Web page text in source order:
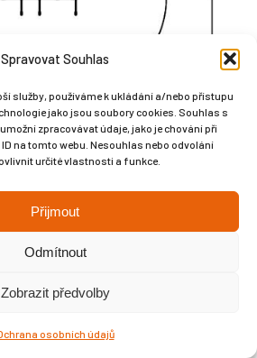
Spravovat Souhlas
služby, používáme k ukládání a/nebo přístupu
jako jsou soubory cookies. Souhlas s
zpracovávat údaje, jako je chování při
na tomto webu. Nesouhlas nebo odvolání
určité vlastnosti a funkce.
Přijmout
Odmítnout
Zobrazit předvolby
osobních údajů
s.r.o. |Tvorba webových stráneka
SEO